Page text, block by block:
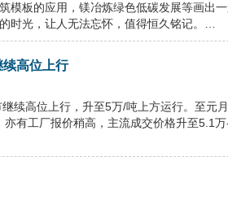
模板的应用，镁冶炼绿色低碳发展等画出
时光，让人无法忘怀，值得恒久铭记。…
续高位上行
续高位上行，升至5万/吨上方运行。至元
有工厂报价稍高，主流成交价格升至5.1